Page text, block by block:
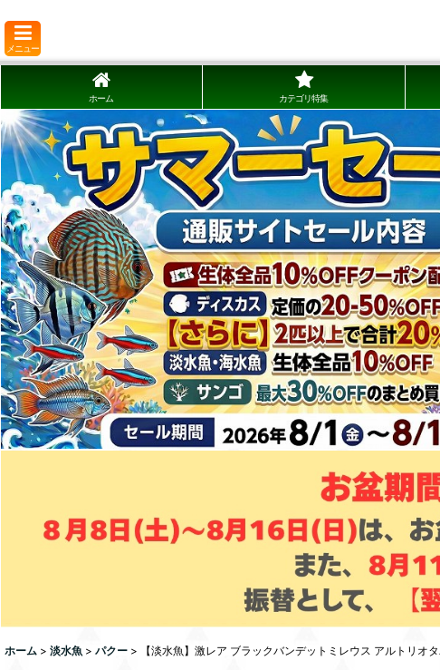
メニュー
ホーム カテゴリ特集
ホーム > 淡水魚 > パクー > 【淡水魚】激レア ブラックバンデットミレウス アルトリ